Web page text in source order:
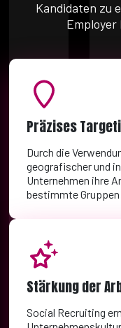
Kandidaten zu
Employer
Präzises
Durch die
geografischer und
Unternehmen ihre
bestimmte
Stärkung der
Social Recruiting